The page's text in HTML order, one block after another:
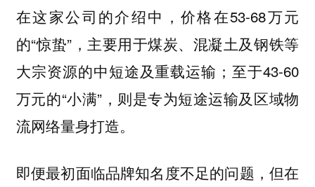
在这家公司的介绍中，价格在53-68万元
的“惊蛰”，主要用于煤炭、混凝土及钢铁等
大宗资源的中短途及重载运输；至于43-60
万元的“小满”，则是专为短途运输及区域物
流网络量身打造。
即便最初面临品牌知名度不足的问题，但在